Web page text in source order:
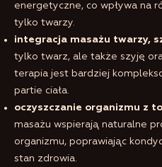
energetyczne, co wpływa na
tylko twarzy.
integracja masażu twarzy,
tylko twarz, ale także szyję
terapia jest bardziej
partie ciała.
oczyszczanie organizmu z
masażu wspierają naturalne
organizmu, poprawiając
stan zdrowia.